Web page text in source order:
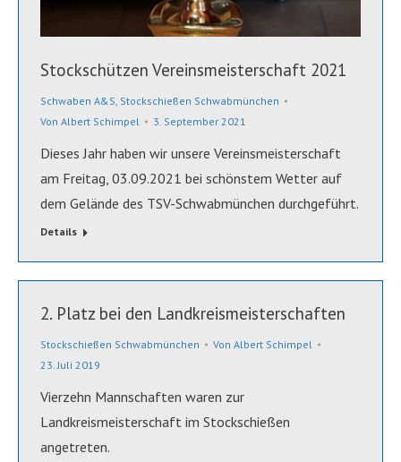
Stockschützen Vereinsmeisterschaft 2021
Schwaben A&S, Stockschießen Schwabmünchen
Von Albert Schimpel 3. September 2021
Dieses Jahr haben wir unsere Vereinsmeisterschaft
am Freitag, 03.09.2021 bei schönstem Wetter auf
dem Gelände des TSV-Schwabmünchen durchgeführt.
Details
2. Platz bei den Landkreismeisterschaften
Stockschießen Schwabmünchen Von Albert Schimpel
23. Juli 2019
Vierzehn Mannschaften waren zur
Landkreismeisterschaft im Stockschießen
angetreten.